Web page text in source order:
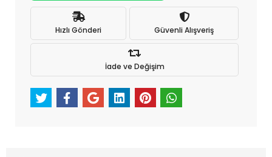
Hızlı Gönderi Güvenli Alışveriş
İade ve Değişim